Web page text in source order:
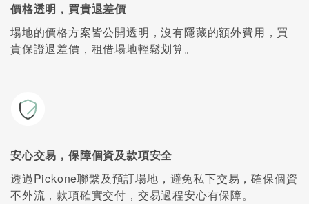
價格透明，買貴退差價
場地的價格方案皆公開透明，沒有隱藏的額外費用，買
貴保證退差價，租借場地輕鬆划算。
安心交易，保障個資及款項安全
透過Pickone聯繫及預訂場地，避免私下交易，確保個資
不外流，款項確實交付，交易過程安心有保障。